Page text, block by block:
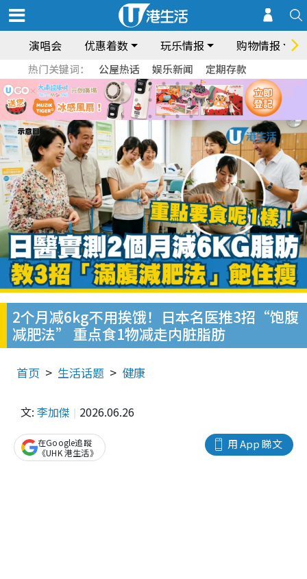
演唱会 优惠着数 玩乐情报 购物情报
热门关键词： 公屋热话 娱乐新闻 定期存款
2个月减6kg不用挨饿！日本名医推3招“饱腹
减肥法” 重点食1物减走内脏脂肪
首页 生活话题 健康
文: 李加傑 2026.06.26
用 App 睇文
在Google追蹤
《UHK 港生活》